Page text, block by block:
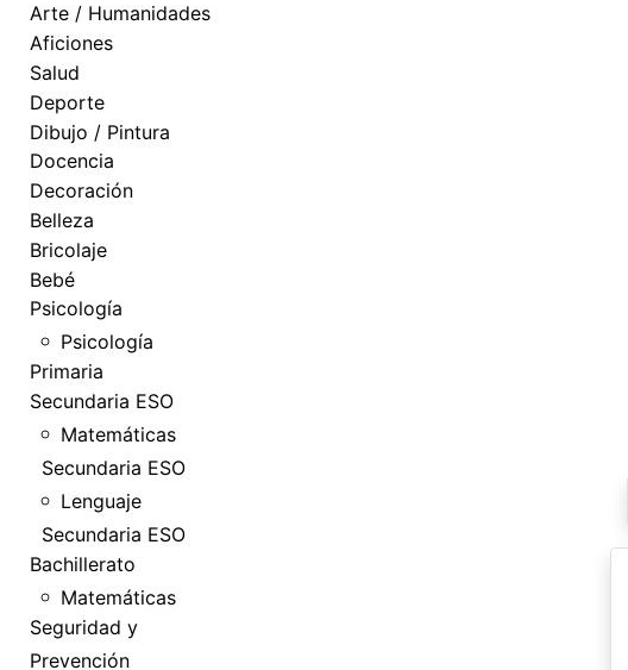
Arte / Humanidades
Aficiones
Salud
Deporte
Dibujo / Pintura
Docencia
Decoración
Belleza
Bricolaje
Bebé
Psicología
Psicología
Primaria
Secundaria ESO
Matemáticas
Secundaria ESO
Lenguaje
Secundaria ESO
Bachillerato
Matemáticas
Seguridad y
Prevención